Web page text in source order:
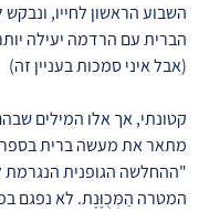
השבוע הראשון לחייו,
הברית עם הרדמה יעילה
(אבל איני סמכות בעניין זה)
קטונתי, אך אלו המילים
מתאר את מעשה ברית
"ההחלשה הגופנית הנגרמת
המטרה הַמְּכֻוֶּנֶת. לא נפגם